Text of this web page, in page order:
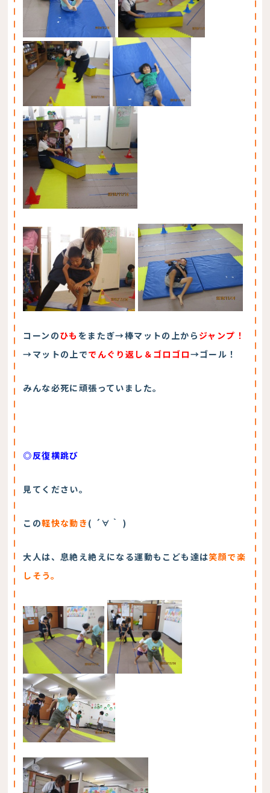
コーンのひも をまたぎ→棒マットの上から ジャンプ！
→マットの上ででんぐり返し＆ゴロゴロ→ゴール！
みんな必死に頑張っていました。
◎反復横跳び
見てください。
この軽快な動き ( ´∀｀ )
大人は、息絶え絶えになる運動もこども達は笑顔で楽
しそう。